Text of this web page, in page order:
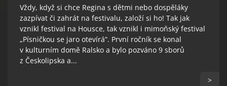
Vždy, když si chce Regina s dětmi nebo dospěláky
zazpívat či zahrát na festivalu, založí si ho! Tak jak
vznikl festival na Housce, tak vznikl i mimoňský festival
„Písničkou se jaro otevírá“. První ročník se konal
v kulturním domě Ralsko a bylo pozváno 9 sborů
z Českolipska a...
>